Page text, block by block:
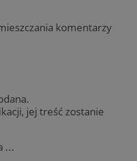
komentarzy
jej treść zostanie
...